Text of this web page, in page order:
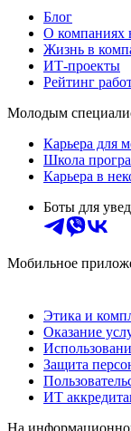
Блог
О компаниях
Жизнь в
ИТ-проекты
Рейтинг
Молодым
Карьера для
Школа
Карьера в
Боты для
Мобильное
Этика и
Оказание
Защита
ИТ
На